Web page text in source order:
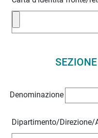
Denominazione
Dipartimento/Direzione/